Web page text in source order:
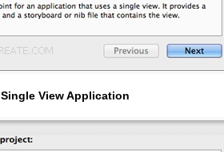
Single View Application